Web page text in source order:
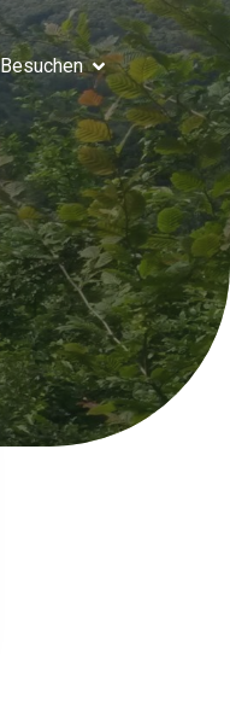
Besuchen